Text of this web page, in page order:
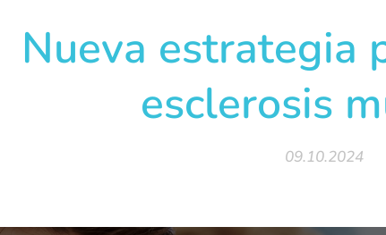
Nueva estrategia
esclerosis
09.10.2024